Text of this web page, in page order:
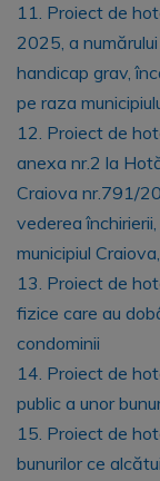
11. Proiect de
2025, a
handicap grav,
pe raza
12. Proiect de
anexa nr.2 la
Craiova nr.791/
vederea
municipiul
13. Proiect de
fizice care au
condominii
14. Proiect de
public a unor
15. Proiect de
bunurilor ce